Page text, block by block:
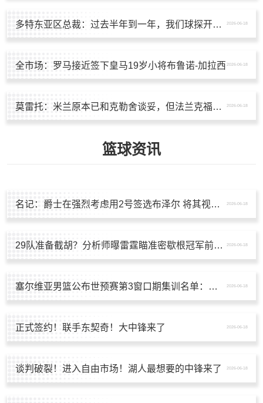
多特东亚区总裁：过去半年到一年，我们球探开始关注中国球员 2026-06-18
全市场：罗马接近签下皇马19岁小将布鲁诺-加拉西 2026-06-18
莫雷托：米兰原本已和克勒舍谈妥，但法兰克福完全不想谈判 2026-06-18
篮球资讯
名记：爵士在强烈考虑用2号签选布泽尔 将其视为小贾伦的理想搭档 2026-06-18
29队准备截胡？分析师曝雷霆瞄准密歇根冠军前锋：普总死死盯着他 2026-06-18
塞尔维亚男篮公布世预赛第3窗口期集训名单：约基奇&约维奇领衔 2026-06-18
正式签约！联手东契奇！大中锋来了 2026-06-18
谈判破裂！进入自由市场！湖人最想要的中锋来了 2026-06-18